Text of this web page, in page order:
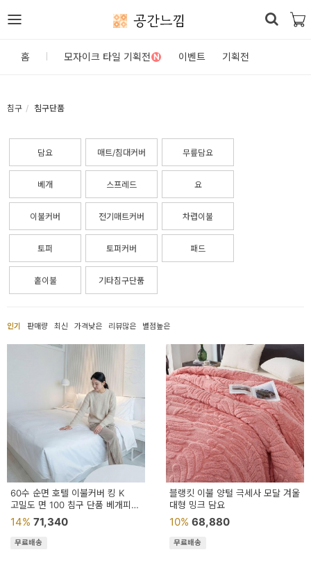
공간느낌
고
리
DIY
자
재/
용
품
구
인
테
리
홈 모자이크 타일 기획전 N 이벤트 기획전
침구 침구단품
담요 매트/침대커버 무릎담요
베개 스프레드 요
이불커버 전기매트커버 차렵이불
토퍼 토퍼커버 패드
홑이불 기타침구단품
인기 판매량 최신 가격낮은 리뷰많은 별점높은
60수 순면 호텔 이불커버 킹 K
고밀도 면 100 침구 단품 베개피
지퍼형
14% 71,340
무료배송
블랭킷 이불 양털 극세사 모달 겨울
대형 밍크 담요
10% 68,880
무료배송